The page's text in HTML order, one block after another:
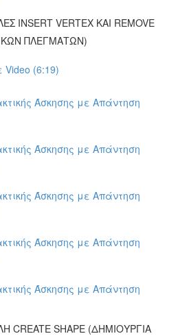
INSERT VERTEX ΚΑΙ REMOVE
ΠΛΕΓΜΑΤΩΝ)
(6:19)
Άσκησης με Απάντηση
Άσκησης με Απάντηση
Άσκησης με Απάντηση
Άσκησης με Απάντηση
Άσκησης με Απάντηση
CREATE SHAPE (ΔΗΜΙΟΥΡΓΙΑ